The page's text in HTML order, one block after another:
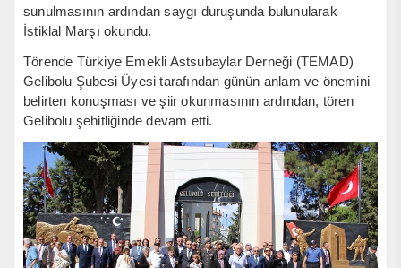
sunulmasının ardından saygı duruşunda bulunularak
İstiklal Marşı okundu.
Törende Türkiye Emekli Astsubaylar Derneği (TEMAD)
Gelibolu Şubesi Üyesi tarafından günün anlam ve önemini
belirten konuşması ve şiir okunmasının ardından, tören
Gelibolu şehitliğinde devam etti.